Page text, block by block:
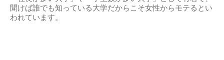
聞けば誰でも知っている大学だからこそ女性からモテるとい
われています。